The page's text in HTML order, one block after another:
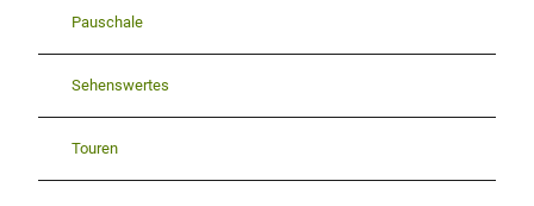
Pauschale
Sehenswertes
Touren